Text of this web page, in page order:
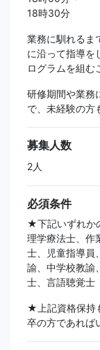
18時30
業務に馴れるま
に沿って指導を
ログラムを組む
研修期間や業務
で、未経験の
募集人数
2人
必須条件
★下記いずれか
理学療法士、作
士、児童指導員
諭、中学校教諭
士、言語聴覚士
★上記資格保持
卒の方であれば